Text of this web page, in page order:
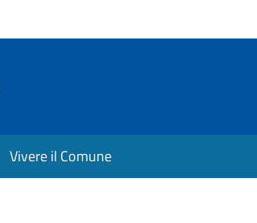
Vivere il Comune